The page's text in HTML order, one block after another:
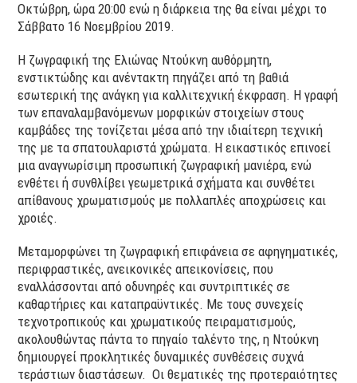
Oκτώβρη, ώρα 20:00 ενώ η διάρκεια της θα είναι μέχρι το
Σάββατο 16 Νοεμβρίου 2019.
Η ζωγραφική της Ελιώνας Ντούκνη αυθόρμητη,
ενστικτώδης και ανέντακτη πηγάζει από τη βαθιά
εσωτερική της ανάγκη για καλλιτεχνική έκφραση. Η γραφή
των επαναλαμβανόμενων μορφικών στοιχείων στους
καμβάδες της τονίζεται μέσα από την ιδιαίτερη τεχνική
της με τα σπατουλαριστά χρώματα. Η εικαστικός επινοεί
μια αναγνωρίσιμη προσωπική ζωγραφική μανιέρα, ενώ
ενθέτει ή συνθλίβει γεωμετρικά σχήματα και συνθέτει
απίθανους χρωματισμούς με πολλαπλές αποχρώσεις και
χροιές.
Μεταμορφώνει τη ζωγραφική επιφάνεια σε αφηγηματικές,
περιφραστικές, ανεικονικές απεικονίσεις, που
εναλλάσσονται από οδυνηρές και συντριπτικές σε
καθαρτήριες και καταπραϋντικές. Με τους συνεχείς
τεχνοτροπικούς και χρωματικούς πειραματισμούς,
ακολουθώντας πάντα το πηγαίο ταλέντο της, η Ντούκνη
δημιουργεί προκλητικές δυναμικές συνθέσεις συχνά
τεράστιων διαστάσεων. Οι θεματικές της προτεραιότητες